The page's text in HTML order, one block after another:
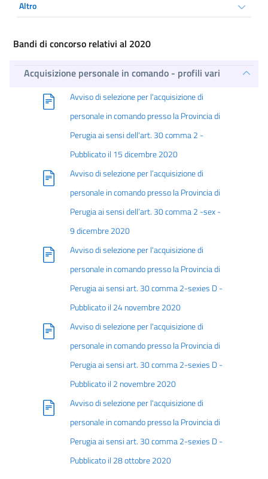
Altro
Bandi di concorso relativi al 2020
Acquisizione personale in comando - profili vari
Avviso di selezione per l'acquisizione di
personale in comando presso la Provincia di
Perugia ai sensi dell'art. 30 comma 2 -
Pubblicato il 15 dicembre 2020
Avviso di selezione per l’acquisizione di
personale in comando presso la Provincia di
Perugia ai sensi dell’art. 30 comma 2 -sex -
9 dicembre 2020
Avviso di selezione per l'acquisizione di
personale in comando presso la Provincia di
Perugia ai sensi art. 30 comma 2-sexies D -
Pubblicato il 24 novembre 2020
Avviso di selezione per l'acquisizione di
personale in comando presso la Provincia di
Perugia ai sensi art. 30 comma 2-sexies D -
Pubblicato il 2 novembre 2020
Avviso di selezione per l'acquisizione di
personale in comando presso la Provincia di
Perugia ai sensi art. 30 comma 2-sexies D -
Pubblicato il 28 ottobre 2020